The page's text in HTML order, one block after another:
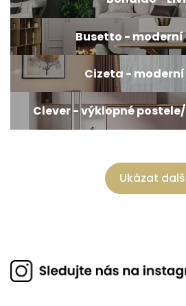
Busetto -
Cizeta -
Clever - výklopné
Ukázat